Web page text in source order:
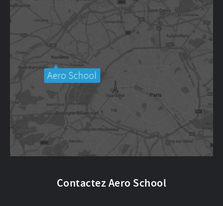
Contactez Aero School